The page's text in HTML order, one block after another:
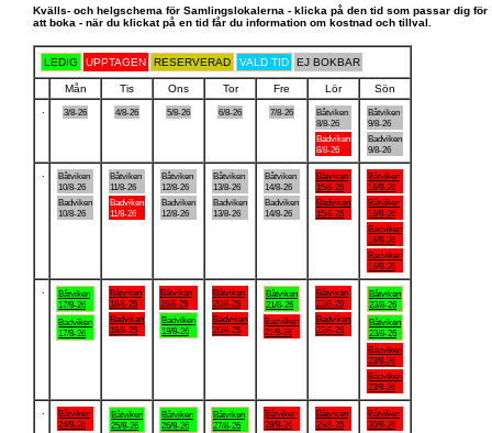
Kvälls- och helgschema för Samlingslokalerna - klicka på den tid som passar dig för
att boka - när du klickat på en tid får du information om kostnad och tillval.
LEDIG UPPTAGEN RESERVERAD VALD TID EJ BOKBAR
Mån Tis Ons Tor Fre Lör
Sön
3/8-26 4/8-26 5/8-26 6/8-26 7/8-26
Båtviken
8/8-26
Badviken
8/8-26
Båtviken
9/8-26
Badviken
9/8-26
Båtviken
10/8-26
Badviken
10/8-26
Båtviken
11/8-26
Badviken
11/8-26
Båtviken
12/8-26
Badviken
12/8-26
Båtviken
13/8-26
Badviken
13/8-26
Båtviken
14/8-26
Badviken
14/8-26
Båtviken
15/8-26
Badviken
15/8-26
Båtviken
16/8-26
Båtviken
16/8-26
Badviken
16/8-26
Badviken
16/8-26
Båtviken
17/8-26
Badviken
17/8-26
Båtviken
18/8-26
Badviken
18/8-26
Båtviken
19/8-26
Badviken
19/8-26
Båtviken
20/8-26
Badviken
20/8-26
Båtviken
21/8-26
Badviken
21/8-26
Båtviken
22/8-26
Badviken
22/8-26
Båtviken
23/8-26
Båtviken
23/8-26
Badviken
23/8-26
Badviken
23/8-26
Båtviken
24/8-26
Båtviken
25/8-26
Båtviken
26/8-26
Båtviken
27/8-26
Båtviken
28/8-26
Båtviken
29/8-26
Båtviken
30/8-26